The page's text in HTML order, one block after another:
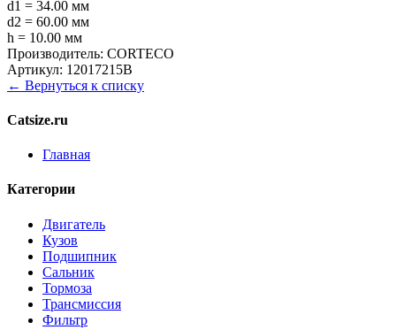
d1 = 34.00 мм
d2 = 60.00 мм
h = 10.00 мм
Производитель: CORTECO
Артикул: 12017215B
← Вернуться к списку
Catsize.ru
Главная
Категории
Двигатель
Кузов
Подшипник
Сальник
Тормоза
Трансмиссия
Фильтр